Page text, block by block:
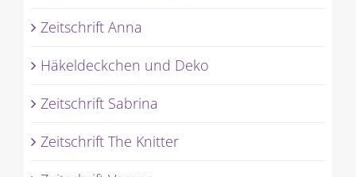
Zeitschrift Anna
Häkeldeckchen und Deko
Zeitschrift Sabrina
Zeitschrift The Knitter